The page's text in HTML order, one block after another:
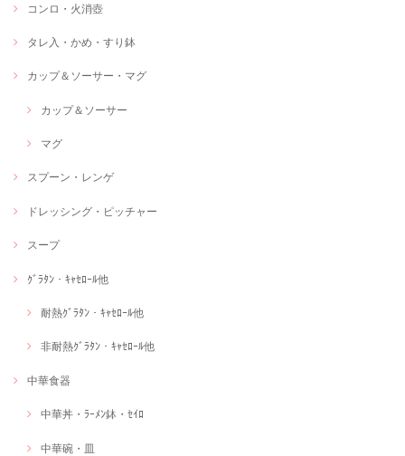
コンロ・火消壺
タレ入・かめ・すり鉢
カップ＆ソーサー・マグ
カップ＆ソーサー
マグ
スプーン・レンゲ
ドレッシング・ピッチャー
スープ
ｸﾞﾗﾀﾝ・ｷｬｾﾛｰﾙ他
耐熱ｸﾞﾗﾀﾝ・ｷｬｾﾛｰﾙ他
非耐熱ｸﾞﾗﾀﾝ・ｷｬｾﾛｰﾙ他
中華食器
中華丼・ﾗｰﾒﾝ鉢・ｾｲﾛ
中華碗・皿